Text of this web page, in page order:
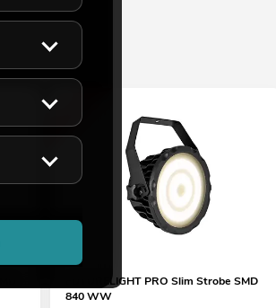
FUTURELIGHT PRO Slim Strobe SMD
840 WW